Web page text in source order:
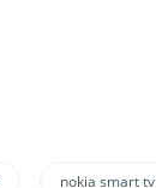
nokia smart tv